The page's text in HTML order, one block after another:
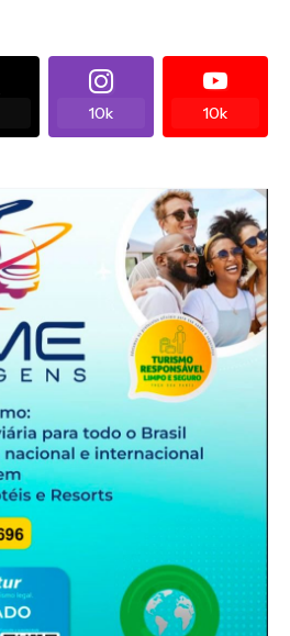
10k 10k